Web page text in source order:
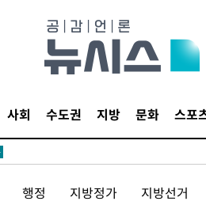
사회 수도권 지방 문화 스포
행정 지방정가 지방선거